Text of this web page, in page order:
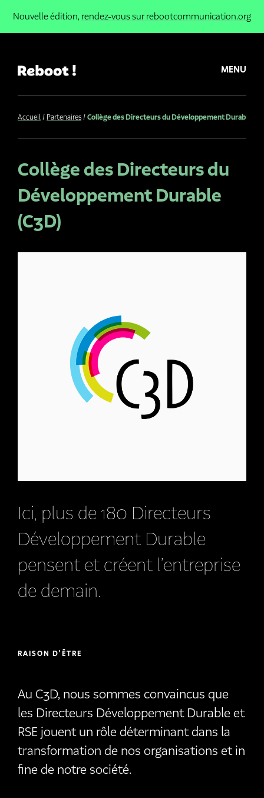
Nouvelle édition,rendez-vous sur rebootcommunication.org
MENU
Accueil Partenaires Collège des Directeurs du Développement Durable
Collège des Directeurs du
Développement Durable
(C3D)
Ici, plus de 180 Directeurs
Développement Durable
pensent et créent l’entreprise
de demain.
RAISON D'ÊTRE
Au C3D, nous sommes convaincus que
les Directeurs Développement Durable et
RSE jouent un rôle déterminant dans la
transformation de nos organisations et in
fine de notre société.